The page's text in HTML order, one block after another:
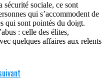
sécurité sociale, ce sont
qui s’accommodent de
qui sont pointés du doigt.
: celle des élites,
quelques affaires aux relents